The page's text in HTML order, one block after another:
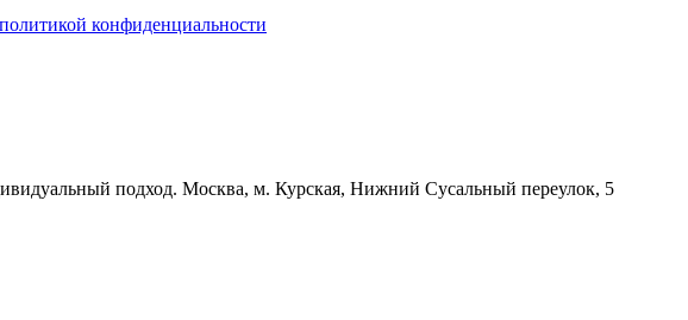
политикой конфиденциальности
подход. Москва, м. Курская, Нижний Сусальный переулок, 5